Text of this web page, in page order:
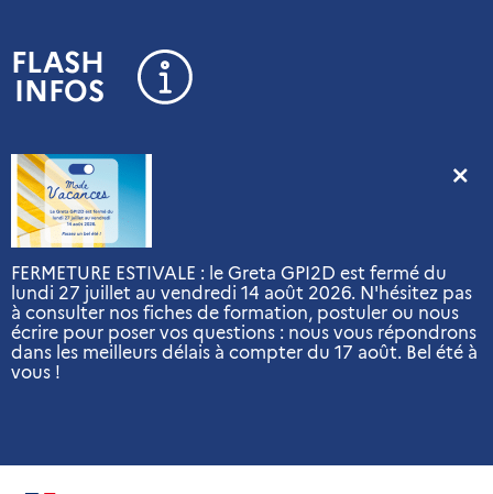
FLASH
INFOS
FERMETURE ESTIVALE : le Greta GPI2D est fermé du
lundi 27 juillet au vendredi 14 août 2026. N'hésitez pas
à consulter nos fiches de formation, postuler ou nous
écrire pour poser vos questions : nous vous répondrons
dans les meilleurs délais à compter du 17 août. Bel été à
vous !